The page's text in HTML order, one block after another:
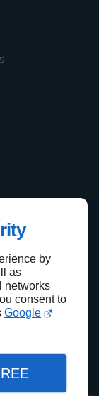
by
as
networks
consent to
Google